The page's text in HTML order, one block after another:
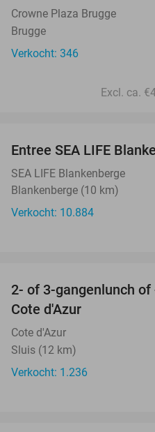
Crowne Plaza Brugge
Brugge
Verkocht: 346
Excl. ca.
Entree SEA LIFE
SEA LIFE Blankenberge
Blankenberge (10 km)
Verkocht: 10.884
2- of 3-gangenlunch
Cote d'Azur
Cote d'Azur
Sluis (12 km)
Verkocht: 1.236